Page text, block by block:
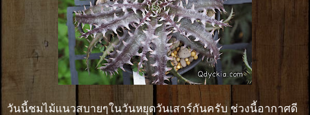
วันนี้ชมไม้แนวสบายๆในวันหยุดวันเสาร์กันครับ ช่วงนี้อากาศดี